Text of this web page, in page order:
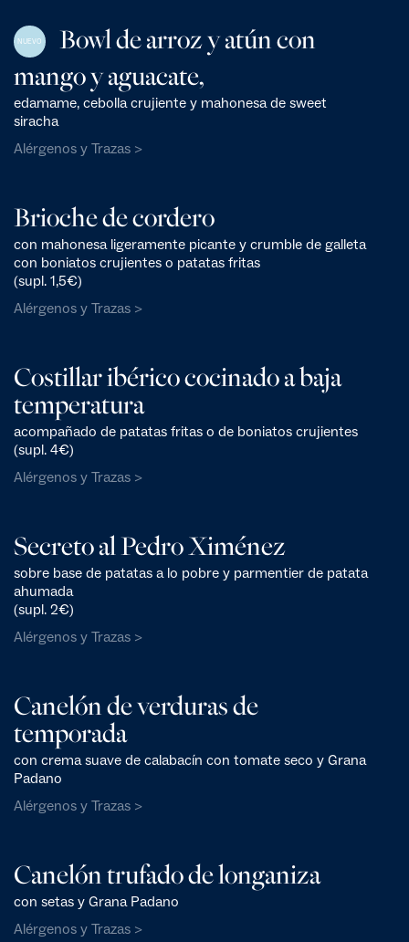
NUEVO
Bowl de arroz y atún con
mango y aguacate,
edamame, cebolla crujiente y mahonesa de sweet
siracha
Alérgenos y Trazas >
Brioche de cordero
con mahonesa ligeramente picante y crumble de galleta
con boniatos crujientes o patatas fritas
(supl. 1,5€)
Alérgenos y Trazas >
Costillar ibérico cocinado a baja
temperatura
acompañado de patatas fritas o de boniatos crujientes
(supl. 4€)
Alérgenos y Trazas >
Secreto al Pedro Ximénez
sobre base de patatas a lo pobre y parmentier de patata
ahumada
(supl. 2€)
Alérgenos y Trazas >
Canelón de verduras de
temporada
con crema suave de calabacín con tomate seco y Grana
Padano
Alérgenos y Trazas >
Canelón trufado de longaniza
con setas y Grana Padano
Alérgenos y Trazas >